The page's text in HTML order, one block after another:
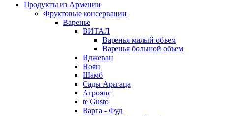
Продукты из Армении
Фруктовые консервации
Варенье
ВИТАЛ
Варенья малый объем
Варенья большой объем
Иджеван
Ноян
Шамб
Сады Арагаца
Агроянс
te Gusto
Варга - Фуд